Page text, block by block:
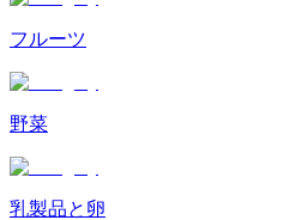
フルーツ
野菜
乳製品と卵